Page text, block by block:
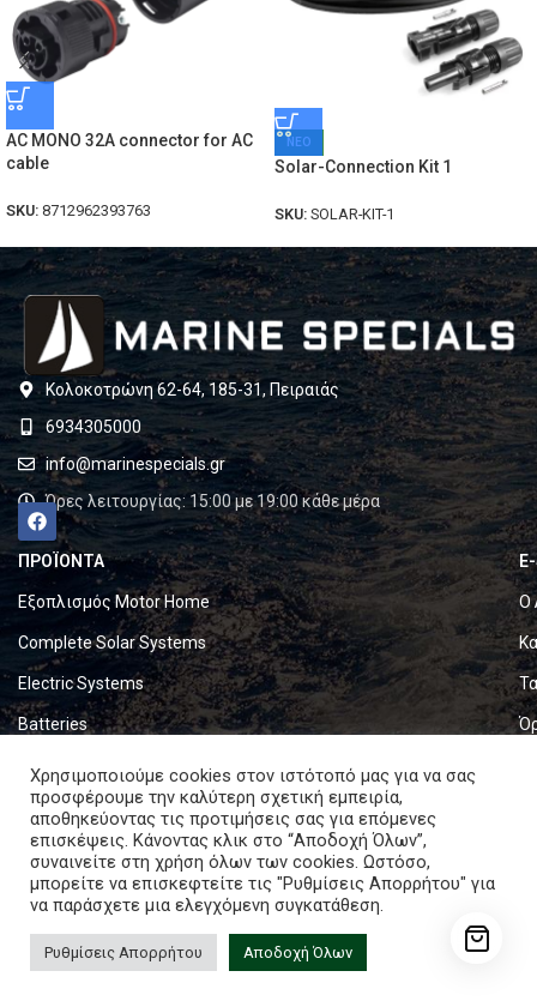
AC MONO 32A connector for AC
cable
SKU: 8712962393763
ΝΕΟ
Solar-Connection Kit 1
SKU: SOLAR-KIT-1
Κολοκοτρώνη 62-64, 185-31, Πειραιάς
6934305000
info@marinespecials.gr
Ώρες λειτουργίας: 15:00 με 19:00 κάθε μέρα
ΠΡΟΪΟΝΤΑ
Εξοπλισμός Motor Home
Complete Solar Systems
Electric Systems
Batteries
Set & Fold Solar Panels
Marine Equipment
Ο
Copyright © 2024. All rights reserved.
Caravan-Boat Mounting Bracket In 5 Pcs
Χρησιμοποιούμε cookies στον ιστότοπό μας για να σας
προσφέρουμε την καλύτερη σχετική εμπειρία,
αποθηκεύοντας τις προτιμήσεις σας για επόμενες
επισκέψεις. Κάνοντας κλικ στο “Αποδοχή Όλων”,
συναινείτε στη χρήση όλων των cookies. Ωστόσο,
μπορείτε να επισκεφτείτε τις "Ρυθμίσεις Απορρήτου" για
να παράσχετε μια ελεγχόμενη συγκατάθεση.
Ρυθμίσεις Απορρήτου Αποδοχή Όλων